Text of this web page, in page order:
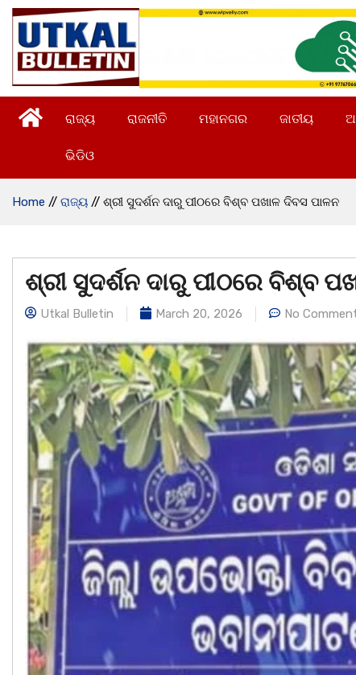
ରାଜ୍ୟ ରାଜନୀତି ମହାନଗର ଜାତୀୟ
ଭିଡିଓ
Home // ରାଜ୍ୟ // ଶ୍ରୀ ସୁଦର୍ଶନ ଦାରୁ ପୀଠରେ ବିଶ୍ବ ପଖାଳ ଦିବସ ପାଳନ
ଶ୍ରୀ ସୁଦର୍ଶନ ଦାରୁ ପୀଠରେ ବିଶ୍ବ
Utkal Bulletin March 20, 2026 No